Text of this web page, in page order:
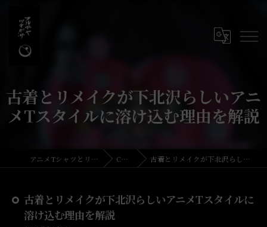
古着とリメイクが下北沢らしいアニ
メTスタイルに溶け込む理由を解説
アニメTシャツとリメイク・古着の古着屋月暈 COLUMN 古着とリメイクが下北沢らしいアニメTスタイルに溶け込む理由を解説
古着とリメイクが下北沢らしいアニメTスタイルに
溶け込む理由を解説